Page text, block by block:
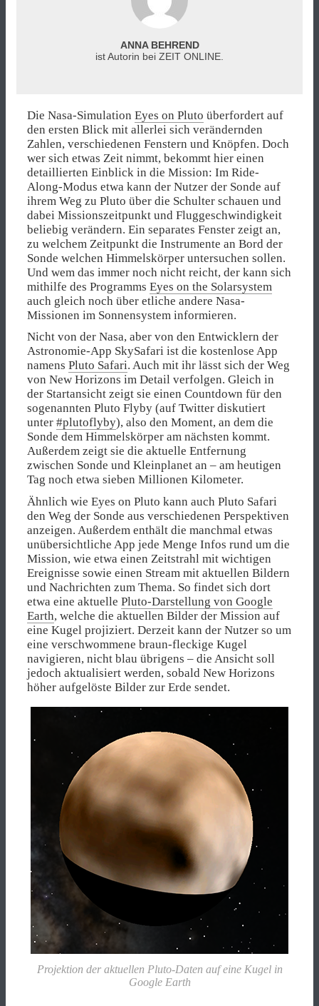
ANNA BEHREND
ist Autorin bei ZEIT ONLINE.
Die Nasa-Simulation Eyes on Pluto überfordert auf
den ersten Blick mit allerlei sich verändernden
Zahlen, verschiedenen Fenstern und Knöpfen. Doch
wer sich etwas Zeit nimmt, bekommt hier einen
detaillierten Einblick in die Mission: Im Ride-
Along-Modus etwa kann der Nutzer der Sonde auf
ihrem Weg zu Pluto über die Schulter schauen und
dabei Missionszeitpunkt und Fluggeschwindigkeit
beliebig verändern. Ein separates Fenster zeigt an,
zu welchem Zeitpunkt die Instrumente an Bord der
Sonde welchen Himmelskörper untersuchen sollen.
Und wem das immer noch nicht reicht, der kann sich
mithilfe des Programms Eyes on the Solarsystem
auch gleich noch über etliche andere Nasa-
Missionen im Sonnensystem informieren.
Nicht von der Nasa, aber von den Entwicklern der
Astronomie-App SkySafari ist die kostenlose App
namens Pluto Safari. Auch mit ihr lässt sich der Weg
von New Horizons im Detail verfolgen. Gleich in
der Startansicht zeigt sie einen Countdown für den
sogenannten Pluto Flyby (auf Twitter diskutiert
unter #plutoflyby), also den Moment, an dem die
Sonde dem Himmelskörper am nächsten kommt.
Außerdem zeigt sie die aktuelle Entfernung
zwischen Sonde und Kleinplanet an – am heutigen
Tag noch etwa sieben Millionen Kilometer.
Ähnlich wie Eyes on Pluto kann auch Pluto Safari
den Weg der Sonde aus verschiedenen Perspektiven
anzeigen. Außerdem enthält die manchmal etwas
unübersichtliche App jede Menge Infos rund um die
Mission, wie etwa einen Zeitstrahl mit wichtigen
Ereignisse sowie einen Stream mit aktuellen Bildern
und Nachrichten zum Thema. So findet sich dort
etwa eine aktuelle Pluto-Darstellung von Google
Earth, welche die aktuellen Bilder der Mission auf
eine Kugel projiziert. Derzeit kann der Nutzer so um
eine verschwommene braun-fleckige Kugel
navigieren, nicht blau übrigens – die Ansicht soll
jedoch aktualisiert werden, sobald New Horizons
höher aufgelöste Bilder zur Erde sendet.
Projektion der aktuellen Pluto-Daten auf eine Kugel in
Google Earth